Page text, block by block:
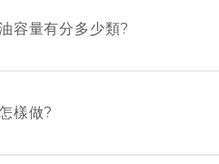
道益活絡油”。
容量有分多少類?
樣做?